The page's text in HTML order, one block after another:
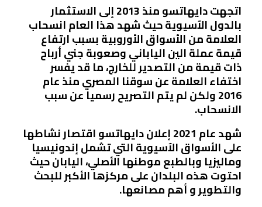
اتجهت دايهاتسو منذ 2013 إلى الاستثمار
بالدول الآسيوية حيث شهد هذا العام انسحاب
العلامة من الأسواق الأوروبية بسبب ارتفاع
قيمة عملة الين الياباني وصعوبة جني أرباح
ذات قيمة من التصدير للخارج، ما قد يفسر
اختفاء العلامة عن سوقنا المصري منذ عام
2016 ولكن لم يتم التصريح رسميا عن سبب
الانسحاب.
شهد عام 2021 إعلان دايهاتسو اقتصار نشاطها
على الأسواق الآسيوية التي تشمل إندونيسيا
وماليزيا وبالطبع موطنها الأصلي، اليابان حيث
احتوت هذه البلدان على مركزها الأكبر للبحث
والتطوير و أهم مصانعها.